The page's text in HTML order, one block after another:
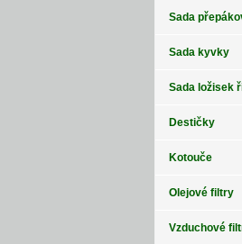
Sada
Sada kyvky
Sada ložisek
Destičky
Kotouče
Olejové filtry
Vzduchové